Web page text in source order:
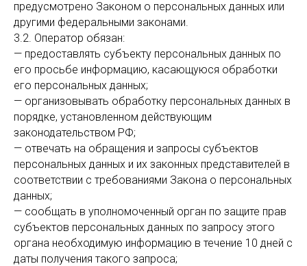
предусмотрено Законом о персональных данных или
другими федеральными законами.
3.2. Оператор обязан:
— предоставлять субъекту персональных данных по
его просьбе информацию, касающуюся обработки
его персональных данных;
— организовывать обработку персональных данных в
порядке, установленном действующим
законодательством РФ;
— отвечать на обращения и запросы субъектов
персональных данных и их законных представителей в
соответствии с требованиями Закона о персональных
данных;
— сообщать в уполномоченный орган по защите прав
субъектов персональных данных по запросу этого
органа необходимую информацию в течение 10 дней с
даты получения такого запроса;